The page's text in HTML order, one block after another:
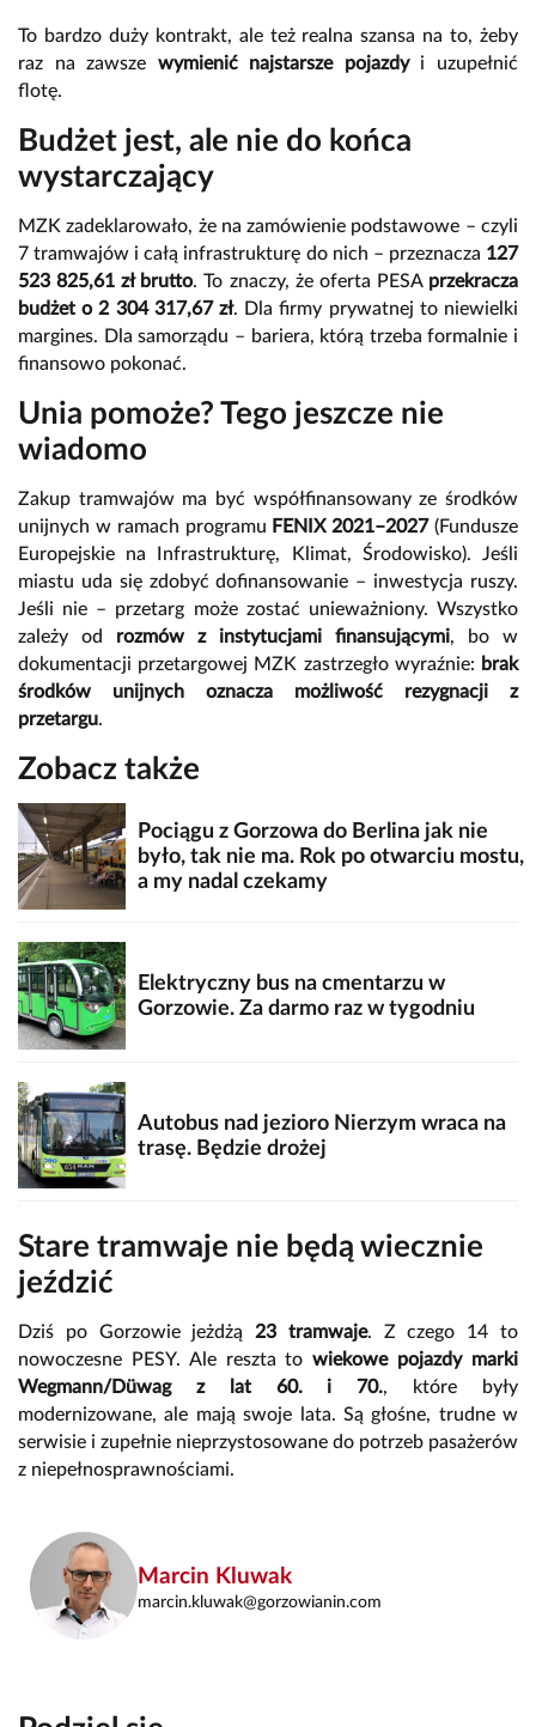
To bardzo duży kontrakt, ale też realna szansa na to, żeby
raz na zawsze wymienić najstarsze pojazdyi uzupełnić
flotę.
Budżet jest, ale nie do końca
wystarczający
MZK zadeklarowało, że na zamówienie podstawowe – czyli
7 tramwajów i całą infrastrukturę do nich – przeznacza 127
523 825,61 zł brutto. To znaczy, że oferta PESA przekracza
budżet o 2 304 317,67 zł. Dla firmy prywatnej to niewielki
margines. Dla samorządu – bariera, którą trzeba formalnie i
finansowo pokonać.
Unia pomoże? Tego jeszcze nie
wiadomo
Zakup tramwajów ma być współfinansowany ze środków
unijnych w ramach programu FENIX 2021–2027(Fundusze
Europejskie na Infrastrukturę, Klimat, Środowisko). Jeśli
miastu uda się zdobyć dofinansowanie – inwestycja ruszy.
Jeśli nie – przetarg może zostać unieważniony. Wszystko
zależy od rozmów z instytucjami finansującymi, bo w
dokumentacji przetargowej MZK zastrzegło wyraźnie: brak
środków unijnych oznacza możliwość rezygnacji z
przetargu.
Zobacz także
Pociągu z Gorzowa do Berlina jak nie
było, tak nie ma. Rok po otwarciu mostu,
a my nadal czekamy
Elektryczny bus na cmentarzu w
Gorzowie. Za darmo raz w tygodniu
Autobus nad jezioro Nierzym wraca na
trasę. Będzie drożej
Stare tramwaje nie będą wiecznie
jeździć
Dziś po Gorzowie jeżdżą23 tramwaje. Z czego 14 to
nowoczesne PESY. Ale reszta towiekowe pojazdy marki
Wegmann/Düwag z lat 60. i 70., które były
modernizowane, ale mają swoje lata. Są głośne, trudne w
serwisie i zupełnie nieprzystosowane do potrzeb pasażerów
z niepełnosprawnościami.
Marcin Kluwak
marcin.kluwak@gorzowianin.com